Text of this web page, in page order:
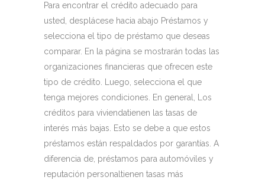
Para encontrar el crédito adecuado para
usted, desplácese hacia abajo Préstamos y
selecciona el tipo de préstamo que deseas
comparar. En la página se mostrarán todas las
organizaciones financieras que ofrecen este
tipo de crédito. Luego, selecciona el que
tenga mejores condiciones. En general,
Los
créditos para viviendatienen las tasas de
interés más bajas. Esto se debe a que estos
préstamos están respaldados por garantías. A
diferencia de, préstamos para automóviles y
reputación personaltienen tasas más